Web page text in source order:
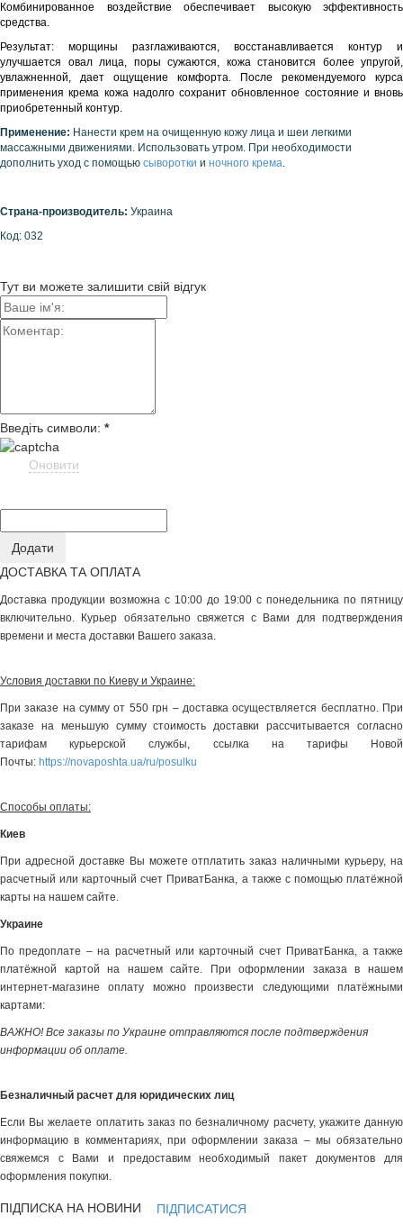
Комбинированное воздействие обеспечивает высокую эффективность
средства.
Результат: морщины разглаживаются, восстанавливается контур и
улучшается овал лица, поры сужаются, кожа становится более упругой,
увлажненной, дает ощущение комфорта. После рекомендуемого курса
применения крема кожа надолго сохранит обновленное состояние и вновь
приобретенный контур.
Применение: Нанести крем на очищенную кожу лица и шеи легкими
массажными движениями. Использовать утром. При необходимости
дополнить уход с помощью сыворотки и ночного крема.
Страна-производитель: Украина
Код: 032
Тут ви можете залишити свій відгук
Введіть символи: *
Оновити
ДОСТАВКА ТА ОПЛАТА
Доставка продукции возможна с 10:00 до 19:00 с понедельника по пятницу
включительно. Курьер обязательно свяжется с Вами для подтверждения
времени и места доставки Вашего заказа.
Условия доставки по Киеву и Украине:
При заказе на сумму от 550 грн – доставка осуществляется бесплатно. При
заказе на меньшую сумму стоимость доставки рассчитывается согласно
тарифам курьерской службы, ссылка на тарифы Новой
Почты: https://novaposhta.ua/ru/posulku
Способы оплаты:
Киев
При адресной доставке Вы можете отплатить заказ наличными курьеру, на
расчетный или карточный счет ПриватБанка, а также с помощью платёжной
карты на нашем сайте.
Украине
По предоплате – на расчетный или карточный счет ПриватБанка, а также
платёжной картой на нашем сайте. При оформлении заказа в нашем
интернет-магазине оплату можно произвести следующими платёжными
картами:
ВАЖНО! Все заказы по Украине отправляются после подтверждения
информации об оплате.
Безналичный расчет для юридических лиц
Если Вы желаете оплатить заказ по безналичному расчету, укажите данную
информацию в комментариях, при оформлении заказа – мы обязательно
свяжемся с Вами и предоставим необходимый пакет документов для
оформления покупки.
ПІДПИСКА НА НОВИНИ ПІДПИСАТИСЯ